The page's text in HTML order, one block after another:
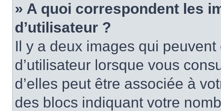
» A quoi correspondent les
d’utilisateur ?
Il y a deux images qui
d’utilisateur lorsque vous
d’elles peut être associée à
des blocs indiquant votre